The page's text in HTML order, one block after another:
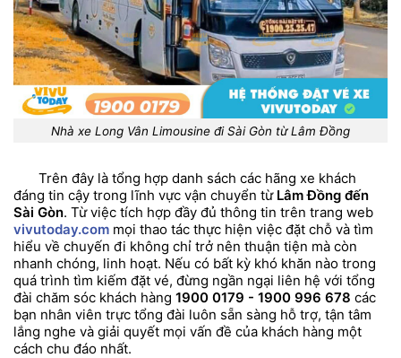
Nhà xe Long Vân Limousine đi Sài Gòn từ Lâm Đồng
Trên đây là tổng hợp danh sách các hãng xe khách
đáng tin cậy trong lĩnh vực vận chuyển từLâm Đồng đến
Sài Gòn. Từ việc tích hợp đầy đủ thông tin trên trang web
vivutoday.com mọi thao tác thực hiện việc đặt chỗ và tìm
hiểu về chuyến đi không chỉ trở nên thuận tiện mà còn
nhanh chóng, linh hoạt. Nếu có bất kỳ khó khăn nào trong
quá trình tìm kiếm đặt vé, đừng ngần ngại liên hệ với tổng
đài chăm sóc khách hàng 1900 0179 - 1900 996 678 các
bạn nhân viên trực tổng đài luôn sẵn sàng hỗ trợ, tận tâm
lắng nghe và giải quyết mọi vấn đề của khách hàng một
cách chu đáo nhất.